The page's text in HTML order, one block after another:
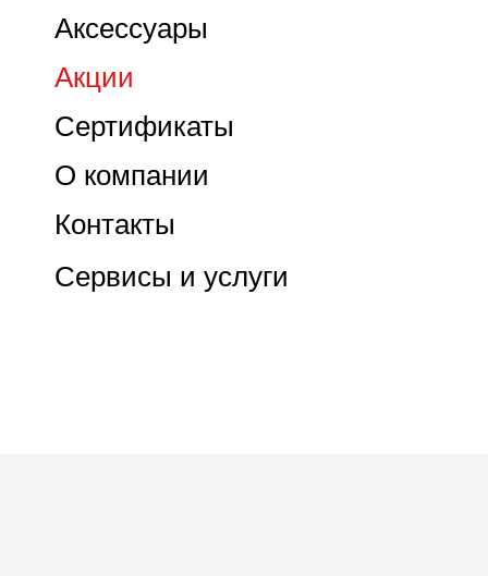
Контакты
О компании
Сертификаты
Акции
Аксессуары
Сервисы и услуги